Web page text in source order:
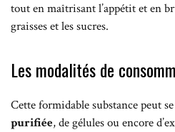
tout en maîtrisant l’appétit et en
graisses et les sucres.
Les modalités de
Cette formidable substance peut
purifiée, de gélules ou encore